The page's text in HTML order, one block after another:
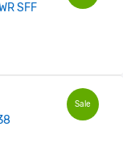
SFF
Sale